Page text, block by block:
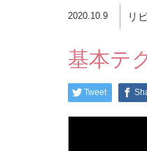
2020.10.9 リ
基本テ
Tweet